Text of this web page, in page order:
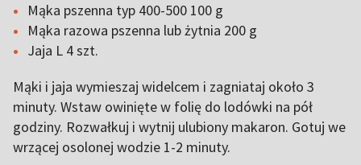
Mąka pszenna typ 400-500 100 g
Mąka razowa pszenna lub żytnia 200 g
Jaja L 4 szt.
Mąki i jaja wymieszaj widelcem i zagniataj około 3
minuty. Wstaw owinięte w folię do lodówki na pół
godziny. Rozwałkuj i wytnij ulubiony makaron. Gotuj we
wrzącej osolonej wodzie 1-2 minuty.